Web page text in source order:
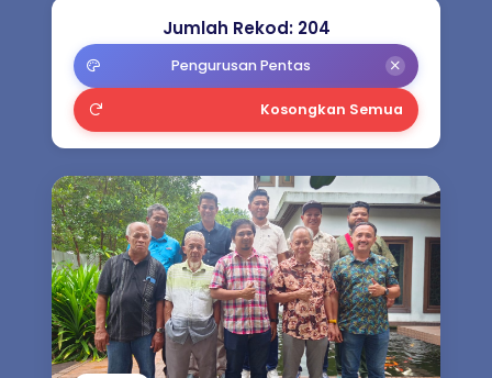
Budaya
Persatuan Seni Budaya (Umum) /
Syarikat Seni Persembahan
Prasarana Seni Persembahan /
Kampung Budaya
Jurulatih Seni Budaya Negara (JSBN)
Jumlah Rekod: 204
Pengurusan Pentas
Kosongkan Semua